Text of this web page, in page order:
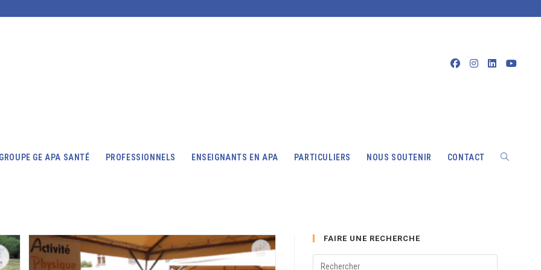
GROUPE GE APA SANTÉ PROFESSIONNELS ENSEIGNANTS EN APA PARTICULIERS NOUS SOUTENIR CONTACT TOGGLE
FAIRE UNE RECHERCHE